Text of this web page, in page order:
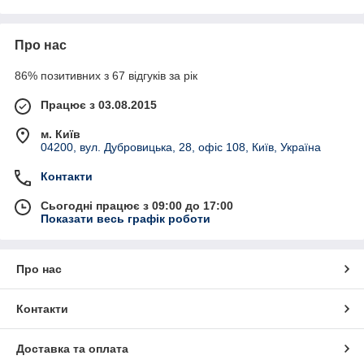
Про нас
86% позитивних з 67 відгуків за рік
Працює з 03.08.2015
м. Київ
04200, вул. Дубровицька, 28, офіс 108, Київ, Україна
Контакти
Сьогодні працює з 09:00 до 17:00
Показати весь графік роботи
Про нас
Контакти
Доставка та оплата